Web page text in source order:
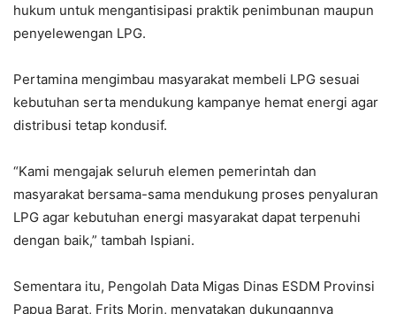
hukum untuk mengantisipasi praktik penimbunan maupun
penyelewengan LPG.
Pertamina mengimbau masyarakat membeli LPG sesuai
kebutuhan serta mendukung kampanye hemat energi agar
distribusi tetap kondusif.
“Kami mengajak seluruh elemen pemerintah dan
masyarakat bersama-sama mendukung proses penyaluran
LPG agar kebutuhan energi masyarakat dapat terpenuhi
dengan baik,” tambah Ispiani.
Sementara itu, Pengolah Data Migas Dinas ESDM Provinsi
Papua Barat, Frits Morin, menyatakan dukungannya